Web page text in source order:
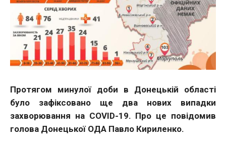
Протягом минулої доби в Донецькій області
було зафіксовано ще два нових випадки
захворювання на COVID-19. Про це повідомив
голова Донецької ОДА Павло Кириленко.